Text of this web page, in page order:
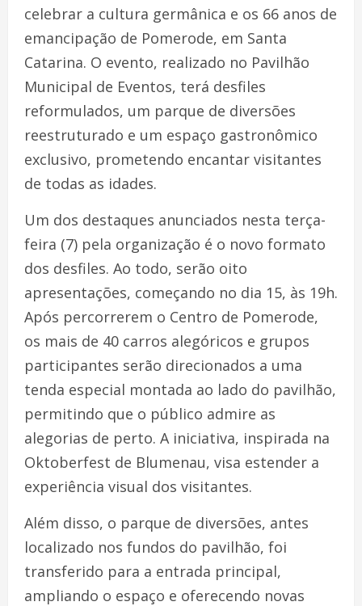
celebrar a cultura germânica e os 66 anos de
emancipação de Pomerode, em Santa
Catarina. O evento, realizado no Pavilhão
Municipal de Eventos, terá desfiles
reformulados, um parque de diversões
reestruturado e um espaço gastronômico
exclusivo, prometendo encantar visitantes
de todas as idades.
Um dos destaques anunciados nesta terça-
feira (7) pela organização é o novo formato
dos desfiles. Ao todo, serão oito
apresentações, começando no dia 15, às 19h.
Após percorrerem o Centro de Pomerode,
os mais de 40 carros alegóricos e grupos
participantes serão direcionados a uma
tenda especial montada ao lado do pavilhão,
permitindo que o público admire as
alegorias de perto. A iniciativa, inspirada na
Oktoberfest de Blumenau, visa estender a
experiência visual dos visitantes.
Além disso, o parque de diversões, antes
localizado nos fundos do pavilhão, foi
transferido para a entrada principal,
ampliando o espaço e oferecendo novas